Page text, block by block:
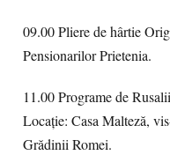
09.00 Pliere de hârtie
Pensionarilor Prietenia.
11.00 Programe de
Locaţie: Casa Malteză,
Grădinii Romei.